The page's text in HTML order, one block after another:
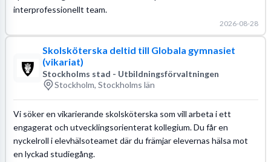
interprofessionellt team.
2026-08-28
Skolsköterska deltid till Globala gymnasiet
(vikariat)
Stockholms stad - Utbildningsförvaltningen
Stockholm, Stockholms län
Vi söker en vikarierande skolsköterska som vill arbeta i ett
engagerat och utvecklingsorienterat kollegium. Du får en
nyckelroll i elevhälsoteamet där du främjar elevernas hälsa mot
en lyckad studiegång.